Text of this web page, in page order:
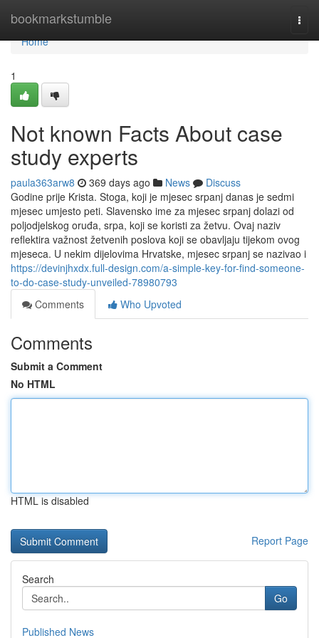
bookmarkstumble
Home
Home
1
Not known Facts About case
study experts
paula363arw8 369 days ago News
Discuss
Godine prije Krista. Stoga, koji je mjesec srpanj danas je sedmi
mjesec umjesto peti. Slavensko ime za mjesec srpanj dolazi od
poljodjelskog oruđa, srpa, koji se koristi za žetvu. Ovaj naziv
reflektira važnost žetvenih poslova koji se obavljaju tijekom ovog
mjeseca. U nekim dijelovima Hrvatske, mjesec srpanj se nazivao i
https://devinjhxdx.full-design.com/a-simple-key-for-find-someone-
to-do-case-study-unveiled-78980793
Comments
Who Upvoted
Comments
Submit a Comment
No HTML
HTML is disabled
Report Page
Search
Go
Published News